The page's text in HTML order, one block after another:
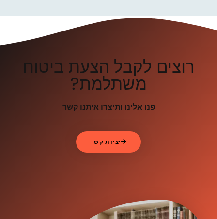
רוצים לקבל הצעת ביטוח
משתלמת?
פנו אלינו ותיצרו איתנו קשר
יצירת קשר